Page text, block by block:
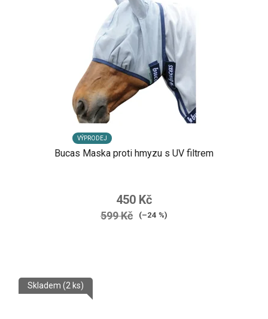
VÝPRODEJ
Bucas Maska proti hmyzu s UV filtrem
450 Kč
599 Kč (–24 %)
Skladem (2 ks)